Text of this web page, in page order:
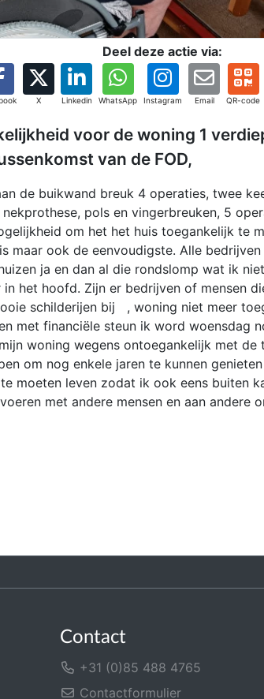
Deel deze actie via:
X Linkedin WhatsApp Instagram Email QR-code
voor de woning 1
van de FOD,
de buikwand breuk 4 operaties, twee
pols en vingerbreuken, 5
om het het huis toegankelijk te
maar ook de eenvoudigste. Alle
ja en dan al die rondslomp wat ik
het hoofd. Zijn er bedrijven of mensen
schilderijen bij , woning niet meer
met financiële steun ik word woensdag
woning wegens ontoegankelijk met de
om nog enkele jaren te kunnen
moeten leven zodat ik ook eens buiten
met andere mensen en aan andere
Contact
+31 (0)85 488 4765
Contactformulier